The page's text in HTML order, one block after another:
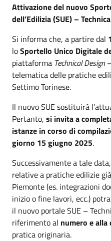
Attivazione del nuovo
dell’Edilizia (SUE) –
Si informa che, a partire dal
loSportello Unico Digitale
piattaforma Technical Design
telematica delle pratiche
Settimo Torinese.
Il nuovo SUE sostituirà
Pertanto, si invita a
istanze in corso di
giorno 15 giugno 2025.
Successivamente a tale
relative a pratiche edilizie
Piemonte (es. integrazioni
inizio o fine lavori, ecc.)
il nuovo portale SUE –
riferimento al numero e
pratica originaria.